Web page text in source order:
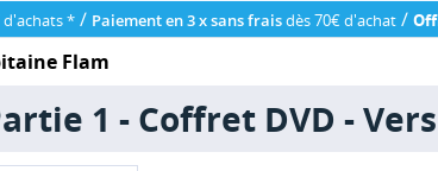
d'achats * / Paiement en 3 x sans fraisdès 70€ d'achat /
Flam
1 - Coffret DVD -